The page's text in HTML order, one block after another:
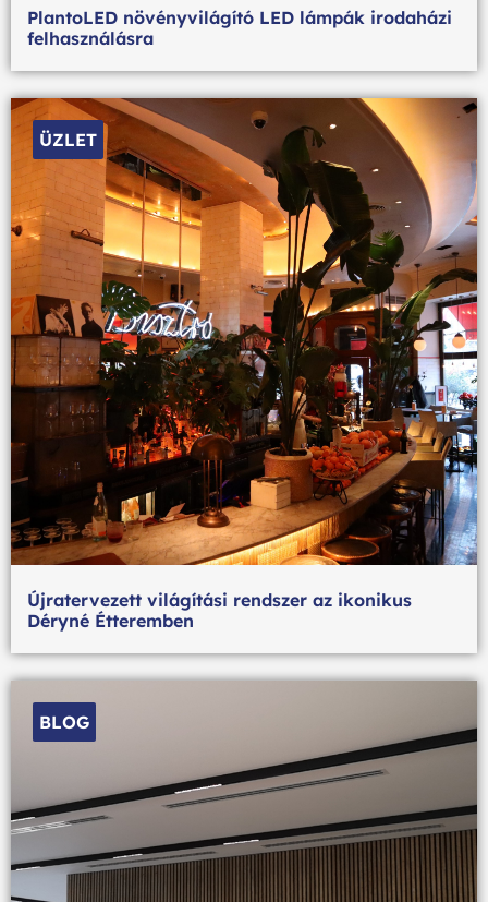
PlantoLED növényvilágító LED lámpák irodaházi
felhasználásra
ÜZLET
Újratervezett világítási rendszer az ikonikus
Déryné Étteremben
BLOG